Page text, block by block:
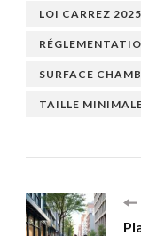
LOI CARREZ 2025
SURFACE
TAILLE